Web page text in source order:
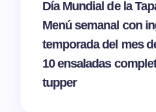
Día Mundial de la
Menú semanal con
temporada del mes
10 ensaladas
tupper